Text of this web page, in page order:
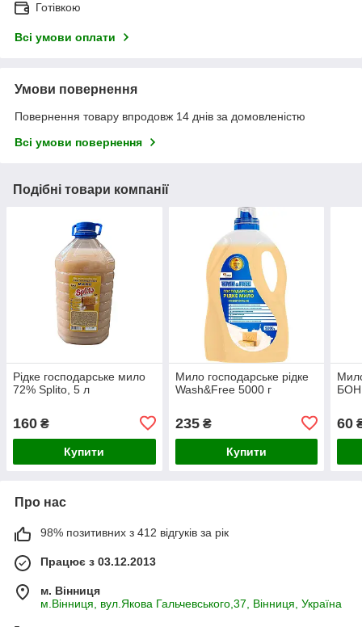
Готівкою
Всі умови оплати
Умови повернення
Повернення товару впродовж 14 днів за домовленістю
Всі умови повернення
Подібні товари компанії
Рідке господарське мило
72% Splito, 5 л
160 ₴
Купити
Мило господарське рідке
Wash&Free 5000 г
235₴
Купити
БОН
60
Про нас
98% позитивних з 412 відгуків за рік
Працює з 03.12.2013
м. Вінниця
м.Вінниця, вул.Якова Гальчевського,37, Вінниця, Україна